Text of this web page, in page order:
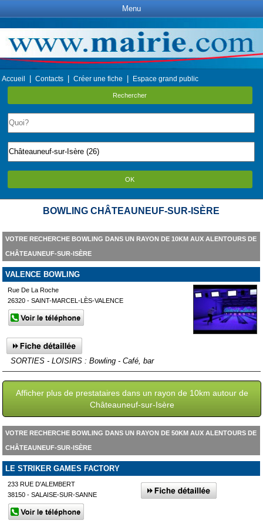
Menu
Accueil Contacts Créer une fiche Espace grand public
Rechercher
OK
BOWLING CHÂTEAUNEUF-SUR-ISÈRE
VOTRE RECHERCHE BOWLING DANS UN RAYON DE 10KM AUX ALENTOURS DE
CHÂTEAUNEUF-SUR-ISÈRE
VALENCE BOWLING
Rue De La Roche
26320 - SAINT-MARCEL-LÈS-VALENCE
SORTIES - LOISIRS : Bowling - Café, bar
Afficher plus de prestataires dans un rayon de 10km autour de
Châteauneuf-sur-Isère
VOTRE RECHERCHE BOWLING DANS UN RAYON DE 50KM AUX ALENTOURS DE
CHÂTEAUNEUF-SUR-ISÈRE
LE STRIKER GAMES FACTORY
233 RUE D'ALEMBERT
38150 - SALAISE-SUR-SANNE